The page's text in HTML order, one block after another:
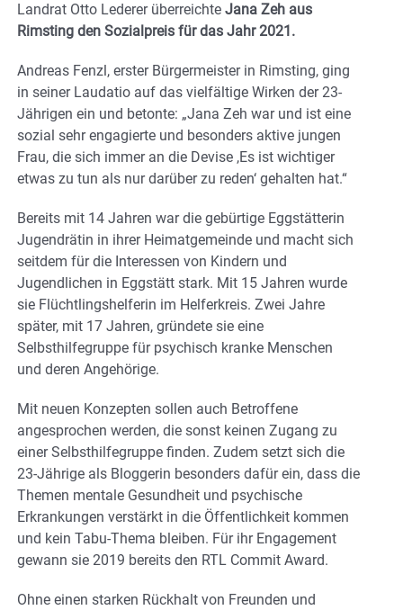
Landrat Otto Lederer überreichte Jana Zeh aus
Rimsting den Sozialpreis für das Jahr 2021.
Andreas Fenzl, erster Bürgermeister in Rimsting, ging
in seiner Laudatio auf das vielfältige Wirken der 23-
Jährigen ein und betonte: „Jana Zeh war und ist eine
sozial sehr engagierte und besonders aktive jungen
Frau, die sich immer an die Devise ,Es ist wichtiger
etwas zu tun als nur darüber zu reden‘ gehalten hat.“
Bereits mit 14 Jahren war die gebürtige Eggstätterin
Jugendrätin in ihrer Heimatgemeinde und macht sich
seitdem für die Interessen von Kindern und
Jugendlichen in Eggstätt stark. Mit 15 Jahren wurde
sie Flüchtlingshelferin im Helferkreis. Zwei Jahre
später, mit 17 Jahren, gründete sie eine
Selbsthilfegruppe für psychisch kranke Menschen
und deren Angehörige.
Mit neuen Konzepten sollen auch Betroffene
angesprochen werden, die sonst keinen Zugang zu
einer Selbsthilfegruppe finden. Zudem setzt sich die
23-Jährige als Bloggerin besonders dafür ein, dass die
Themen mentale Gesundheit und psychische
Erkrankungen verstärkt in die Öffentlichkeit kommen
und kein Tabu-Thema bleiben. Für ihr Engagement
gewann sie 2019 bereits den RTL Commit Award.
Ohne einen starken Rückhalt von Freunden und